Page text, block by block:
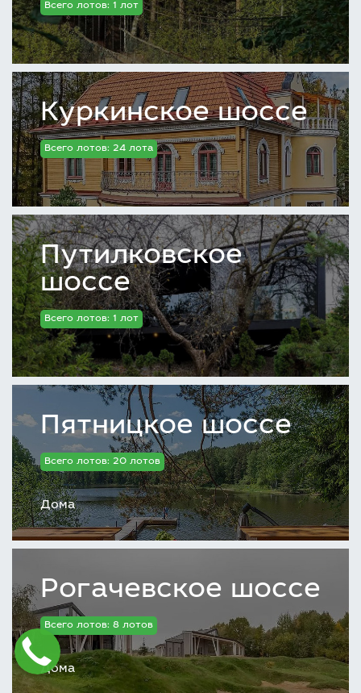
Всего лотов: 1 лот
Куркинское шоссе
Всего лотов: 24 лота
Путилковское
шоссе
Всего лотов: 1 лот
Пятницкое шоссе
Всего лотов: 20 лотов
Дома
Рогачевское шоссе
Всего лотов: 8 лотов
Дома